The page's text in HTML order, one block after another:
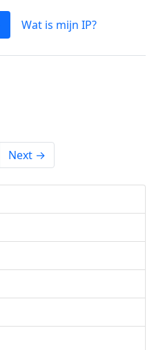
Wat is mijn IP?
Next →